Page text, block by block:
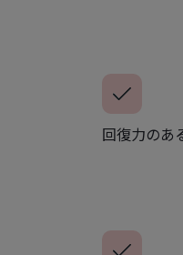
回復力のあ